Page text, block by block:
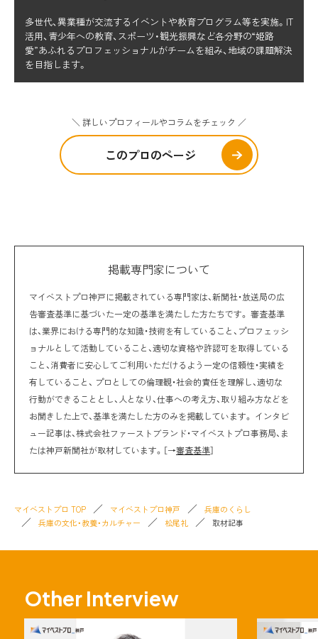
多世代、異業種が交流するイベントや教育プログラム等を実施。IT
活用、青少年への教育、スポーツ・観光振興など各分野の“姫路
愛”あふれるプロフェッショナルがチームを組み、地域の課題解決
を目指します。
＼ 詳しいプロフィールやコラムをチェック ／
このプロのページ
掲載専門家について
マイベストプロ神戸に掲載されている専門家は、新聞社・放送局の広
告審査基準に基づいた一定の基準を満たした方たちです。 審査基準
は、業界における専門的な知識・技術を有していること、プロフェッシ
ョナルとして活動していること、適切な資格や許認可を取得している
こと、消費者に安心してご利用いただけるよう一定の信頼性・実績を
有していること、 プロとしての倫理観・社会的責任を理解し、適切な
行動ができることとし、人となり、仕事への考え方、取り組み方などを
お聞きした上で、基準を満たした方のみを掲載しています。 インタビ
ュー記事は、株式会社ファーストブランド・マイベストプロ事務局、ま
たは神戸新聞社が取材しています。［→審査基準］
マイベストプロ TOP マイベストプロ神戸
兵庫のくらし
兵庫の文化・教養・カルチャー
松尾礼 取材記事
Other Interview